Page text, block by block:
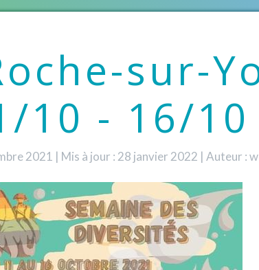
sur-
10 - 16/10
2021 | Mis à jour : 28 janvier 2022 | Auteur :